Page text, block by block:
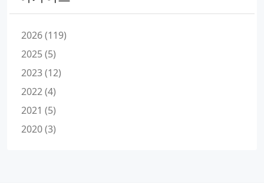
2026 (119)
2025 (5)
2023 (12)
2022 (4)
2021 (5)
2020 (3)